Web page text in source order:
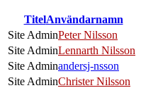
TitelAnvändarnamn
Site AdminPeter Nilsson
Site AdminLennarth Nilsson
Site Adminandersj-nsson
Site AdminChrister Nilsson